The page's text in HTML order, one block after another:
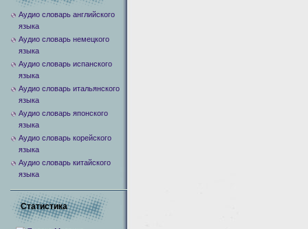
Аудио словарь английского
языка
Аудио словарь немецкого
языка
Аудио словарь испанского
языка
Аудио словарь итальянского
языка
Аудио словарь японского
языка
Аудио словарь корейского
языка
Аудио словарь китайского
языка
Статистика